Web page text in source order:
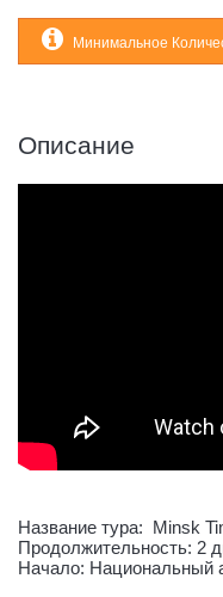
Минимальное
Описание
Название тура: Minsk
Продолжительность: 2
Начало: Национальный